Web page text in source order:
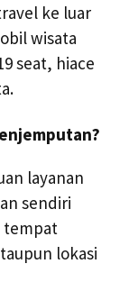
ke luar
wisata
seat, hiace
layanan
sendiri
tempat
lokasi